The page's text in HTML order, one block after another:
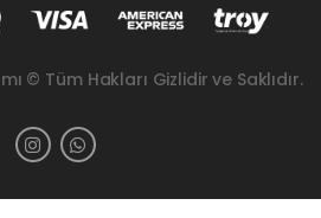
© Tüm Hakları Gizlidir ve Saklıdır.